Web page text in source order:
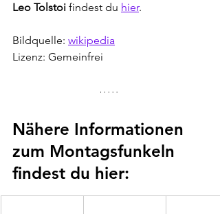
Leo Tolstoi findest du hier.
Bildquelle: wikipedia
Lizenz: Gemeinfrei
Nähere Informationen
zum Montagsfunkeln
findest du hier: